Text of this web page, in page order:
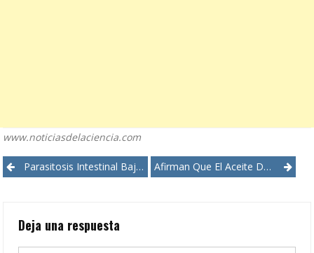
www.noticiasdelaciencia.com
PostParasitosis Intestinal Bajo Lupa De Investigadores Afirman Que El Aceite De Coco Es Perjudicial
Deja una respuesta